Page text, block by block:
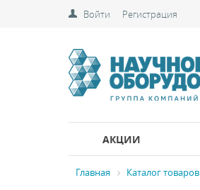
Войти Регистрация
АКЦИИ
Главная Каталог товаров